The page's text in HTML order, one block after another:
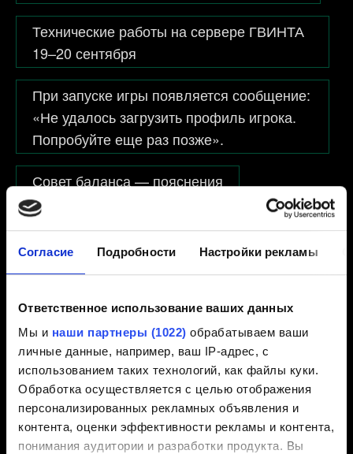
Согласие Подробности Настройки рекламы
Ответственное использование ваших данных
Мы и наши партнеры (1022) обрабатываем ваши
личные данные, например, ваш IP-адрес, с
использованием таких технологий, как файлы куки.
Обработка осуществляется с целью отображения
персонализированных рекламных объявления и
контента, оценки эффективности рекламы и контента,
понимания аудитории и разработки продукта. Вы
Технические работы на сервере ГВИНТА
19–20 сентября
При запуске игры появляется сообщение:
«Не удалось загрузить профиль игрока.
Попробуйте еще раз позже».
Совет баланса — пояснения
Будет ли поддерживаться моё устройство
на базе Android?
Посмотреть категории
УЧЁТНАЯ ЗАПИСЬ И ОПЛАТА
смена имени пользователя, покупки за реальные
деньги, персональные данные, сайт